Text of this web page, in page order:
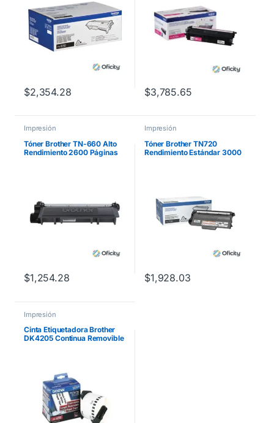
$2,354.28 $3,785.65
Impresión
Tóner Brother TN-660 Alto
Rendimiento 2600 Páginas
$1,254.28
Impresión
Tóner Brother TN720
Rendimiento Estándar 3000
$1,928.03
Impresión
Cinta Etiquetadora Brother
DK4205 Continua Removible